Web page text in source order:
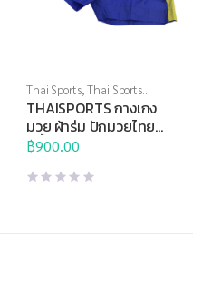
Thai Sports,Thai Sports
Brand,ชกมวย,ศิลปะการต่อสู้
ป้องกันตัว
THAISPORTS กางเกง
มวย ผ้าร่ม ปักมวยไทย
สีน้ำเงินแถบเหลือง
฿900.00